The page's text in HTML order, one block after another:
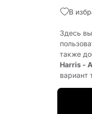
В
Здесь
также
Harris -
вариант